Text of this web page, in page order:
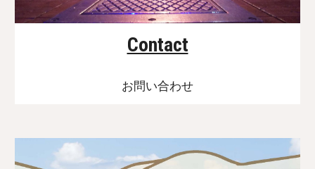
Contact
お問い合わせ